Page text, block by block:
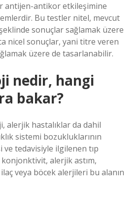
antijen-antikor etkileşimine
Bu testler nitel, mevcut
sonuçlar sağlamak üzere
nicel sonuçlar, yani titre veren
üzere de tasarlanabilir.
nedir, hangi
bakar?
alerjik hastalıklar da dahil
sistemi bozukluklarının
ve tedavisiyle ilgilenen tıp
konjonktivit, alerjik astım,
veya böcek alerjileri bu alanın